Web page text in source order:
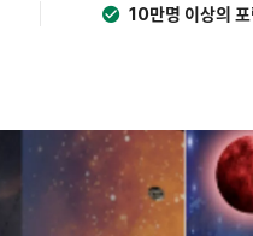
10만명 이상의